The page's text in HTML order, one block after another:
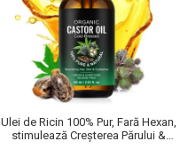
Ulei de Ricin 100% Pur, Fară Hexan,
stimulează Creșterea Părului &